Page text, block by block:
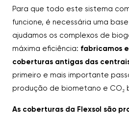
Para que todo este sistema
funcione, é necessária uma
ajudamos os complexos de
máxima eficiência: fabricamos
coberturas antigas das
primeiro e mais importante
produção de biometano e CO₂
As coberturas da Flexsol são